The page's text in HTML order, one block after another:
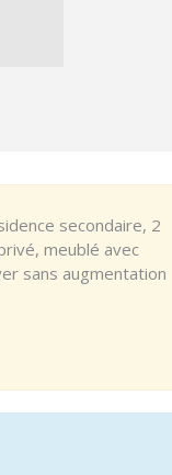
secondaire, 2
meublé avec
sans augmentation